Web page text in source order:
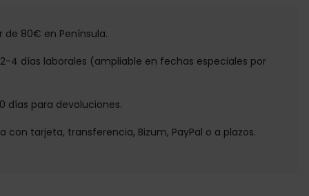
de 80€ en Península.
2-4 días laborales (ampliable en fechas especiales por
días para devoluciones.
con tarjeta, transferencia, Bizum, PayPal o a plazos.